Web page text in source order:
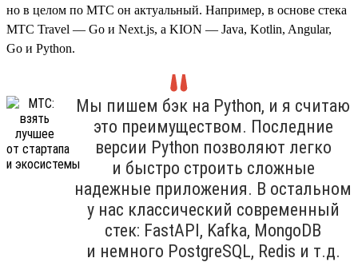
но в целом по МТС он актуальный. Например, в основе стека
МТС Travel — Go и Next.js, а KION — Java, Kotlin, Angular,
Go и Python.
Мы пишем бэк на Python, и я считаю
это преимуществом. Последние
версии Python позволяют легко
и быстро строить сложные
надежные приложения. В остальном
у нас классический современный
стек: FastAPI, Kafka, MongoDB
и немного PostgreSQL, Redis и т.д.